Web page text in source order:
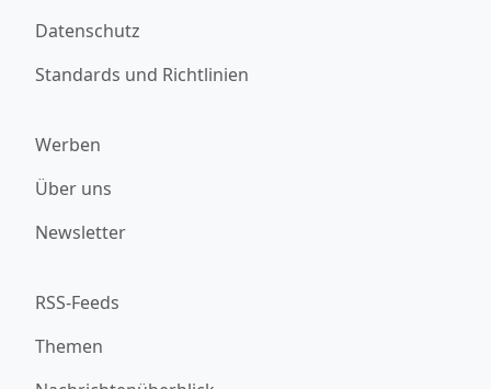
Datenschutz
Standards und Richtlinien
Werben
Über uns
Newsletter
RSS-Feeds
Themen